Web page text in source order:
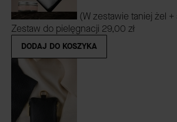
(W zestawie taniej żel
Zestaw do pielęgnacji 29,00 zł
DODAJ DO KOSZYKA